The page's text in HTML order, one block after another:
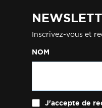
Inscrivez-vous et
NOM
J'accepte de